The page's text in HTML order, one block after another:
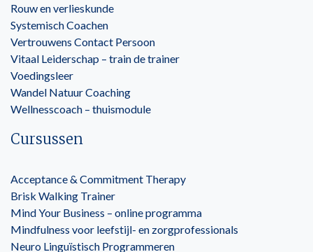
Rouw en verlieskunde
Systemisch Coachen
Vertrouwens Contact Persoon
Vitaal Leiderschap – train de trainer
Voedingsleer
Wandel Natuur Coaching
Wellnesscoach – thuismodule
Cursussen
Acceptance & Commitment Therapy
Brisk Walking Trainer
Mind Your Business – online programma
Mindfulness voor leefstijl- en zorgprofessionals
Neuro Linguïstisch Programmeren